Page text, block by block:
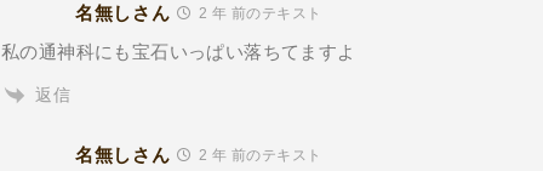
名無しさん 2 年 前のテキスト
私の通神科にも宝石いっぱい落ちてますよ
返信
名無しさん 2 年 前のテキスト